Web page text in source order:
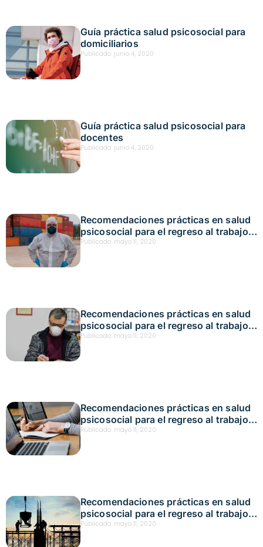
Guía práctica salud psicosocial para
domiciliarios
Publicado: junio 4, 2020
Guía práctica salud psicosocial para
docentes
Publicado: junio 4, 2020
Recomendaciones prácticas en salud
psicosocial para el regreso al trabajo
en terminales de transporte terrestre
Publicado: mayo 11, 2020
Recomendaciones prácticas en salud
psicosocial para el regreso al trabajo
en comercio unificado a comercio
básico
Publicado: mayo 11, 2020
Recomendaciones prácticas en salud
psicosocial para el regreso al trabajo
en redes y computadores
Publicado: mayo 11, 2020
Recomendaciones prácticas en salud
psicosocial para el regreso al trabajo
en actividades de construcción
Publicado: mayo 11, 2020